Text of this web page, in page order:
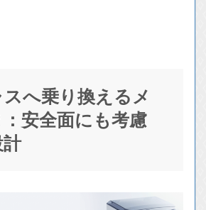
へ乗り換えるメ
安全面にも考慮